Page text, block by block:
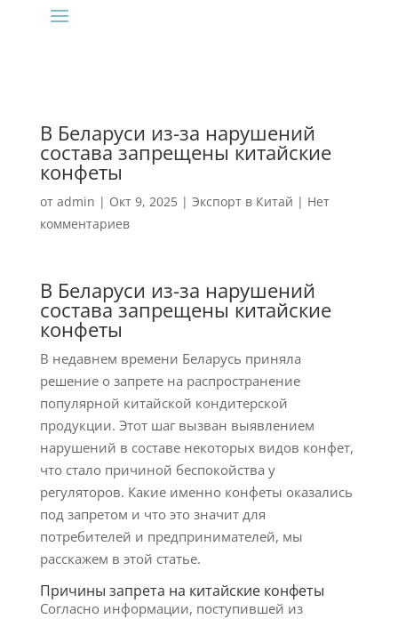
В Беларуси из-за нарушений
состава запрещены китайские
конфеты
от admin | Окт 9, 2025| Экспорт в Китай | Нет
комментариев
В Беларуси из-за нарушений
состава запрещены китайские
конфеты
В недавнем времени Беларусь приняла
решение о запрете на распространение
популярной китайской кондитерской
продукции. Этот шаг вызван выявлением
нарушений в составе некоторых видов конфет,
что стало причиной беспокойства у
регуляторов. Какие именно конфеты оказались
под запретом и что это значит для
потребителей и предпринимателей, мы
расскажем в этой статье.
Причины запрета на китайские конфеты
Согласно информации, поступившей из